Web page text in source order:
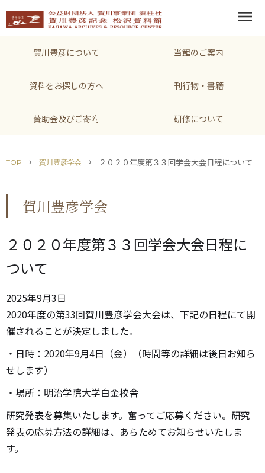
menu
賀川豊彦について 当館のご案内
資料をお探しの方へ 刊行物・書籍
賛助会及びご寄附 研修について
TOP chevron_right 賀川豊彦学会 chevron_right ２０２０年度第３３回学会大会日程について
賀川豊彦学会
２０２０年度第３３回学会大会日程に
ついて
2025年9月3日
2020年度の第33回賀川豊彦学会大会は、下記の日程にて開
催されることが決定しました。
・日時：2020年9月4日（金）（時間等の詳細は後日お知ら
せします）
・場所：明治学院大学白金校舎
研究発表を募集いたします。奮ってご応募ください。研究
発表の応募方法の詳細は、あらためてお知らせいたしま
す。